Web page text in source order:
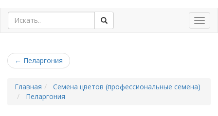
← Пеларгония
Главная
Семена цветов (профессиональные семена)
Пеларгония